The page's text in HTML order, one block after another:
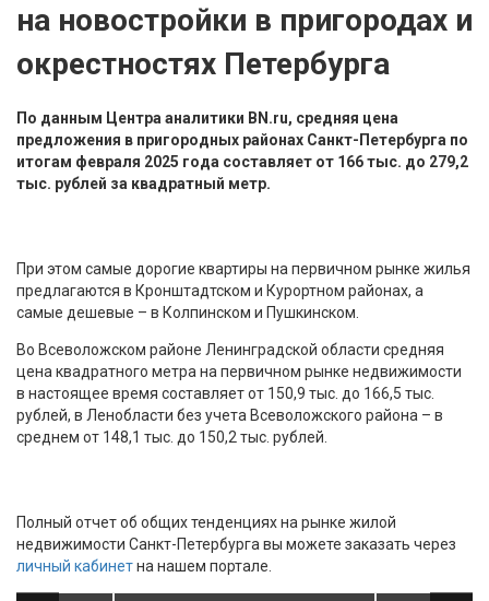
на новостройки в пригородах и
окрестностях Петербурга
По данным Центра аналитики BN.ru, средняя цена
предложения в пригородных районах Санкт-Петербурга по
итогам февраля 2025 года составляет от 166 тыс. до 279,2
тыс. рублей за квадратный метр.
При этом самые дорогие квартиры на первичном рынке жилья
предлагаются в Кронштадтском и Курортном районах, а
самые дешевые – в Колпинском и Пушкинском.
Во Всеволожском районе Ленинградской области средняя
цена квадратного метра на первичном рынке недвижимости
в настоящее время составляет от 150,9 тыс. до 166,5 тыс.
рублей, в Ленобласти без учета Всеволожского района – в
среднем от 148,1 тыс. до 150,2 тыс. рублей.
Полный отчет об общих тенденциях на рынке жилой
недвижимости Санкт-Петербурга вы можете заказать через
личный кабинетна нашем портале.